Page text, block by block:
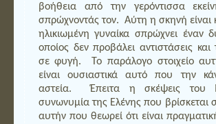
βοήθεια από την γερόντισσα
σπρώχνοντάς τον. Αύτη η σκηνή είναι
ηλικιωμένη γυναίκα σπρώχνει έναν
οποίος δεν προβάλει αντιστάσεις και
σε φυγή. Το παράλογο στοιχείο
είναι ουσιαστικά αυτό που την
αστεία. Έπειτα η σκέψεις του
συνωνυμία της Ελένης που βρίσκεται
αυτήν που θεωρεί ότι είναι